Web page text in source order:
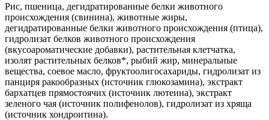
Рис, пшеница, дегидратированные белки животного
происхождения (свинина), животные жиры,
дегидратированные белки животного происхождения (птица),
гидролизат белков животного происхождения
(вкусоароматические добавки), растительная клетчатка,
изолят растительных белков*, рыбий жир, минеральные
вещества, соевое масло, фруктоолигосахариды, гидролизат из
панциря ракообразных (источник глюкозамина), экстракт
бархатцев прямостоячих (источник лютеина), экстракт
зеленого чая (источник полифенолов), гидролизат из хряща
(источник хондроитина).